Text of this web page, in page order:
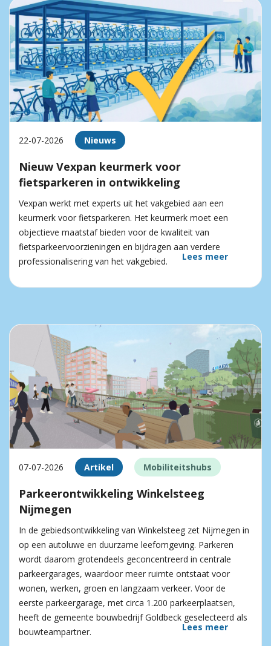
22-07-2026 Nieuws
Nieuw Vexpan keurmerk voor
fietsparkeren in ontwikkeling
Vexpan werkt met experts uit het vakgebied aan een
keurmerk voor fietsparkeren. Het keurmerk moet een
objectieve maatstaf bieden voor de kwaliteit van
fietsparkeervoorzieningen en bijdragen aan verdere
professionalisering van het vakgebied.
Lees meer
07-07-2026 Artikel Mobiliteitshubs
Parkeerontwikkeling Winkelsteeg
Nijmegen
In de gebiedsontwikkeling van Winkelsteeg zet Nijmegen in
op een autoluwe en duurzame leefomgeving. Parkeren
wordt daarom grotendeels geconcentreerd in centrale
parkeergarages, waardoor meer ruimte ontstaat voor
wonen, werken, groen en langzaam verkeer. Voor de
eerste parkeergarage, met circa 1.200 parkeerplaatsen,
heeft de gemeente bouwbedrijf Goldbeck geselecteerd als
bouwteampartner.
Lees meer